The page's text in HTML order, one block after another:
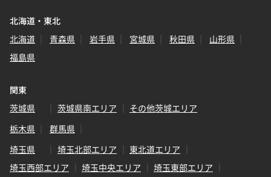
北海道・東北
北海道
青森県 岩手県 宮城県 秋田県
山形県
福島県
関東
茨城県
茨城県南エリア
その他茨城エリア
栃木県
群馬県
埼玉県
埼玉北部エリア
東北道エリア
埼玉西部エリア
埼玉中央エリア
埼玉東部エリア